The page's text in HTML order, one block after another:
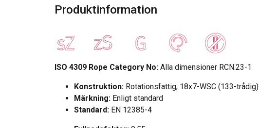
Produktinformation
ISO 4309 Rope Category No: Alla dimensioner RCN.23-1
Konstruktion: Rotationsfattig, 18x7-WSC (133-trådig)
Märkning: Enligt standard
Standard: EN 12385-4
Bruksanvisning
CXSE-Stållinor_BA_u8_swe.pdf